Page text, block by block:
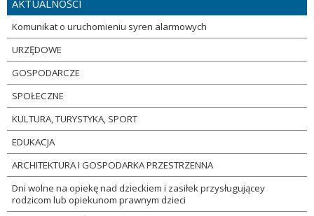
AKTUALNOŚCI
Komunikat o uruchomieniu syren alarmowych
URZĘDOWE
GOSPODARCZE
SPOŁECZNE
KULTURA, TURYSTYKA, SPORT
EDUKACJA
ARCHITEKTURA I GOSPODARKA PRZESTRZENNA
Dni wolne na opiekę nad dzieckiem i zasiłek przysługującey
rodzicom lub opiekunom prawnym dzieci